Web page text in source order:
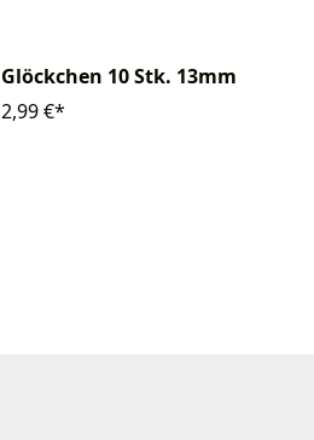
Glöckchen 10 Stk. 13mm
2,99 €*